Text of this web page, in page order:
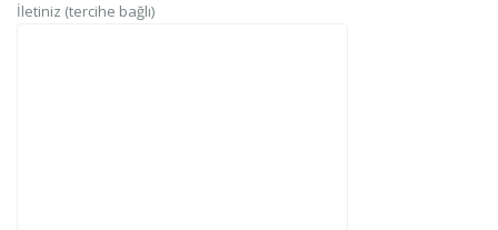
İletiniz (tercihe bağlı)